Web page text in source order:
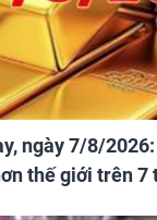
ngày 7/8/2026:
thế giới trên